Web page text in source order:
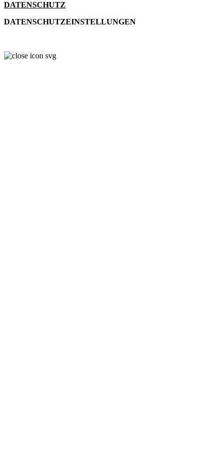
DATENSCHUTZ
DATENSCHUTZEINSTELLUNGEN